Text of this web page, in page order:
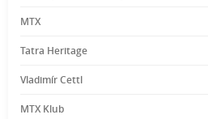
MTX
Tatra Heritage
Vladimír Cettl
MTX Klub